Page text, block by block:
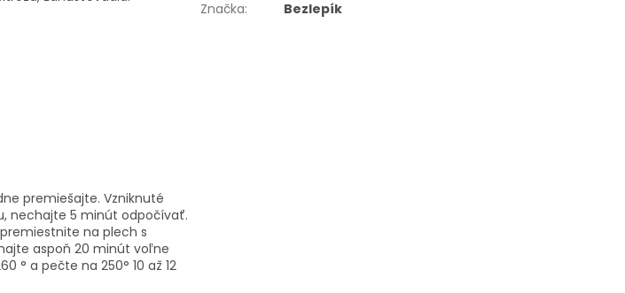
premiešajte. Vzniknuté
nechajte 5 minút odpočívať.
na plech s
aspoň 20 minút voľne
° a pečte na 250° 10 až 12
Značka: Bezlepík